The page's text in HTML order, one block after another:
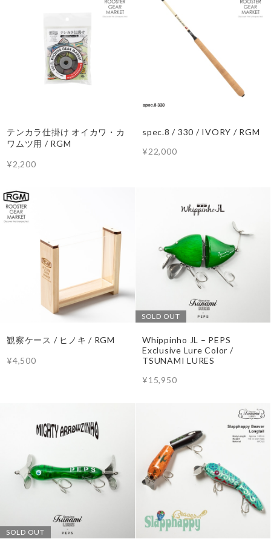
テンカラ仕掛け オイカワ・カ
ワムツ用 / RGM
¥2,200
spec.8 / 330 / IVORY / RGM
¥22,000
観察ケース / ヒノキ / RGM
¥4,500
SOLD OUT
Whippinho JL – PEPS
Exclusive Lure Color /
TSUNAMI LURES
¥15,950
SOLD OUT